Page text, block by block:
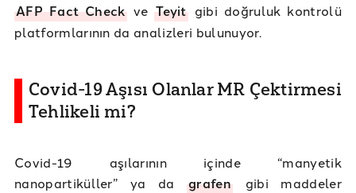
AFP Fact CheckveTeyitgibi doğruluk kontrolü
platformlarının da analizleri bulunuyor.
Covid-19 Aşısı Olanlar MR Çektirmesi
Tehlikeli mi?
Covid-19 aşılarının içinde “manyetik
nanopartiküller” ya dagrafen gibi maddeler